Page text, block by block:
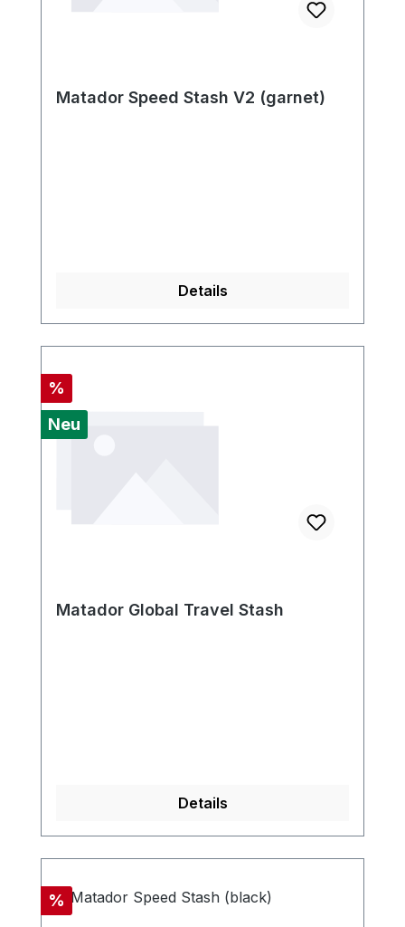
Matador Speed Stash V2 (garnet)
Details
Rabatt
%
Neu
Matador Global Travel Stash
Details
Rabatt
%